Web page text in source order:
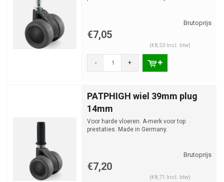
€7,05
(€8,53 Incl. btw)
- +
PATPHIGH wiel 39mm plug
14mm
Voor harde vloeren. A-merk voor top
prestaties. Made in Germany.
€7,20
(€8,71 Incl. btw)